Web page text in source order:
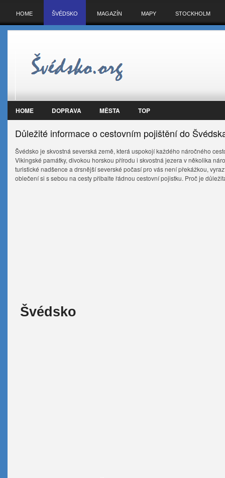
HOME ŠVÉDSKO MAGAZÍN MAPY STOCKHOLM
HOME DOPRAVA MĚSTA TOP
Důležité informace o cestovním pojištění do
Švédsko je skvostná severská země, která uspokojí každého náročného
Vikingské památky, divokou horskou přírodu i skvostná jezera v několika
turistické nadšence a drsnější severské počasí pro vás není překážkou,
oblečení si s sebou na cesty přibalte řádnou cestovní pojistku. Proč je
Švédsko